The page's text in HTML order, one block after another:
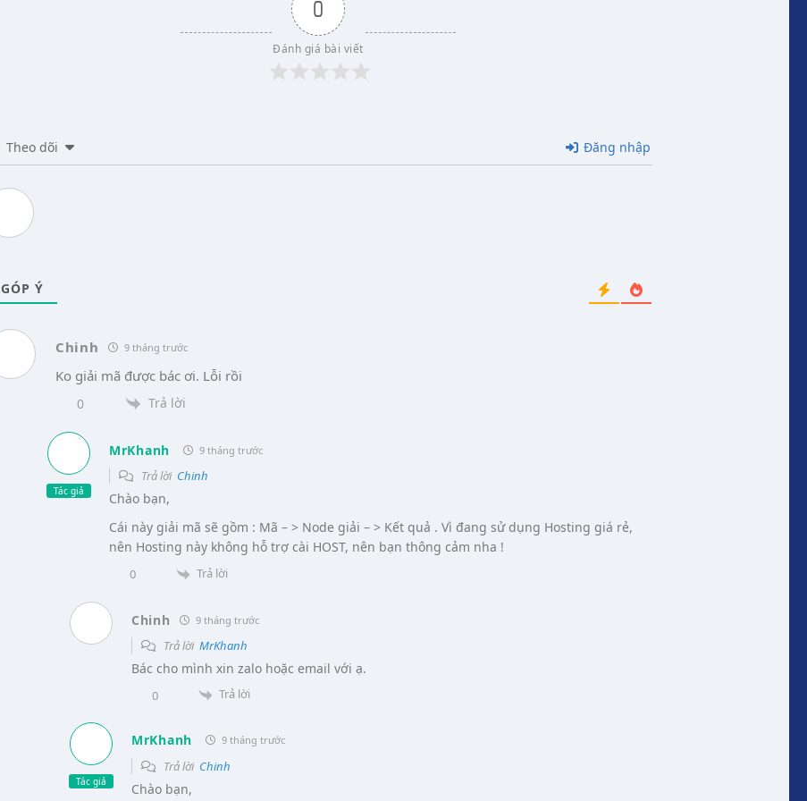
0
Đánh giá bài viết
Theo dõi Đăng nhập
GÓP Ý
Chinh 9 tháng trước
Ko giải mã được bác ơi. Lỗi rồi
0 Trả lời
Tác giả
MrKhanh 9 tháng trước
Trả lời Chinh
Chào bạn,
Cái này giải mã sẽ gồm : Mã – > Node giải – > Kết quả . Vì đang sử dụng Hosting giá rẻ,
nên Hosting này không hỗ trợ cài HOST, nên bạn thông cảm nha !
0 Trả lời
Chinh 9 tháng trước
Trả lời MrKhanh
Bác cho mình xin zalo hoặc email với ạ.
0 Trả lời
Tác giả
MrKhanh 9 tháng trước
Trả lời Chinh
Chào bạn,